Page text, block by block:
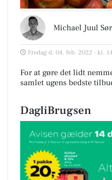
Michael Juul
Fredag d. 04. feb. 2022 - kl.
For at gøre det lidt
samlet ugens bedste
DagliBrugsen